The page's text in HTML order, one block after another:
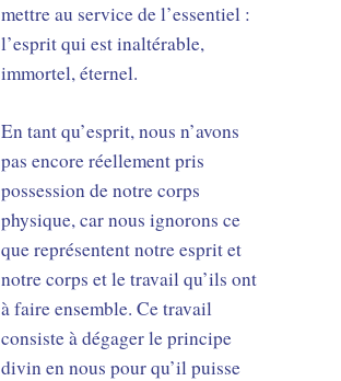
mettre au service de l’essentiel :
l’esprit qui est inaltérable,
immortel, éternel.
En tant qu’esprit, nous n’avons
pas encore réellement pris
possession de notre corps
physique, car nous ignorons ce
que représentent notre esprit et
notre corps et le travail qu’ils ont
à faire ensemble. Ce travail
consiste à dégager le principe
divin en nous pour qu’il puisse